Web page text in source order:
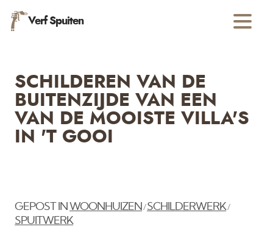
Verf Spuiten
SCHILDEREN VAN DE
BUITENZIJDE VAN EEN
VAN DE MOOISTE VILLA'S
IN 'T GOOI
GEPOST IN WOONHUIZEN /SCHILDERWERK/
SPUITWERK